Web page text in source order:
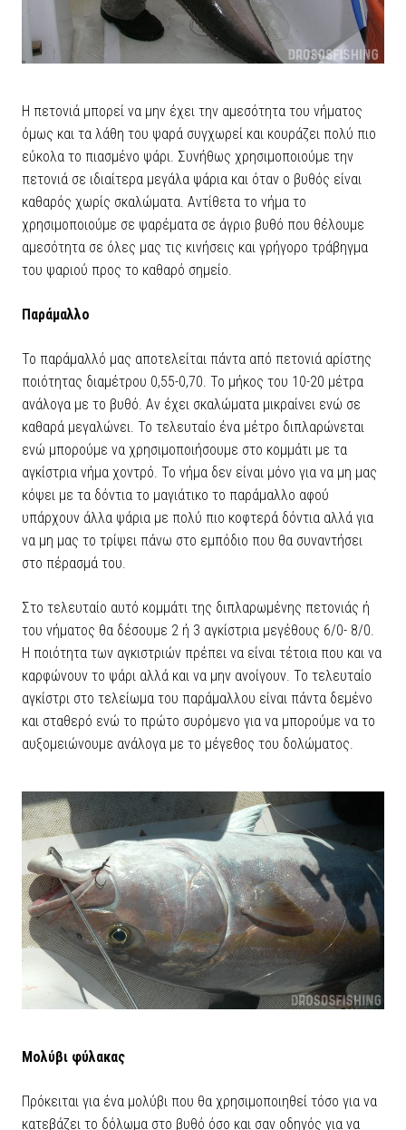
Η πετονιά μπορεί να μην έχει την αμεσότητα του νήματος
όμως και τα λάθη του ψαρά συγχωρεί και κουράζει πολύ πιο
εύκολα το πιασμένο ψάρι. Συνήθως χρησιμοποιούμε την
πετονιά σε ιδιαίτερα μεγάλα ψάρια και όταν ο βυθός είναι
καθαρός χωρίς σκαλώματα. Αντίθετα το νήμα το
χρησιμοποιούμε σε ψαρέματα σε άγριο βυθό που θέλουμε
αμεσότητα σε όλες μας τις κινήσεις και γρήγορο τράβηγμα
του ψαριού προς το καθαρό σημείο.
Παράμαλλο
Το παράμαλλό μας αποτελείται πάντα από πετονιά αρίστης
ποιότητας διαμέτρου 0,55-0,70. Το μήκος του 10-20 μέτρα
ανάλογα με το βυθό. Αν έχει σκαλώματα μικραίνει ενώ σε
καθαρά μεγαλώνει. Το τελευταίο ένα μέτρο διπλαρώνεται
ενώ μπορούμε να χρησιμοποιήσουμε στο κομμάτι με τα
αγκίστρια νήμα χοντρό. Το νήμα δεν είναι μόνο για να μη μας
κόψει με τα δόντια το μαγιάτικο το παράμαλλο αφού
υπάρχουν άλλα ψάρια με πολύ πιο κοφτερά δόντια αλλά για
να μη μας το τρίψει πάνω στο εμπόδιο που θα συναντήσει
στο πέρασμά του.
Στο τελευταίο αυτό κομμάτι της διπλαρωμένης πετονιάς ή
του νήματος θα δέσουμε 2 ή 3 αγκίστρια μεγέθους 6/0- 8/0.
Η ποιότητα των αγκιστριών πρέπει να είναι τέτοια που και να
καρφώνουν το ψάρι αλλά και να μην ανοίγουν. Το τελευταίο
αγκίστρι στο τελείωμα του παράμαλλου είναι πάντα δεμένο
και σταθερό ενώ το πρώτο συρόμενο για να μπορούμε να το
αυξομειώνουμε ανάλογα με το μέγεθος του δολώματος.
Μολύβι φύλακας
Πρόκειται για ένα μολύβι που θα χρησιμοποιηθεί τόσο για να
κατεβάζει το δόλωμα στο βυθό όσο και σαν οδηγός για να